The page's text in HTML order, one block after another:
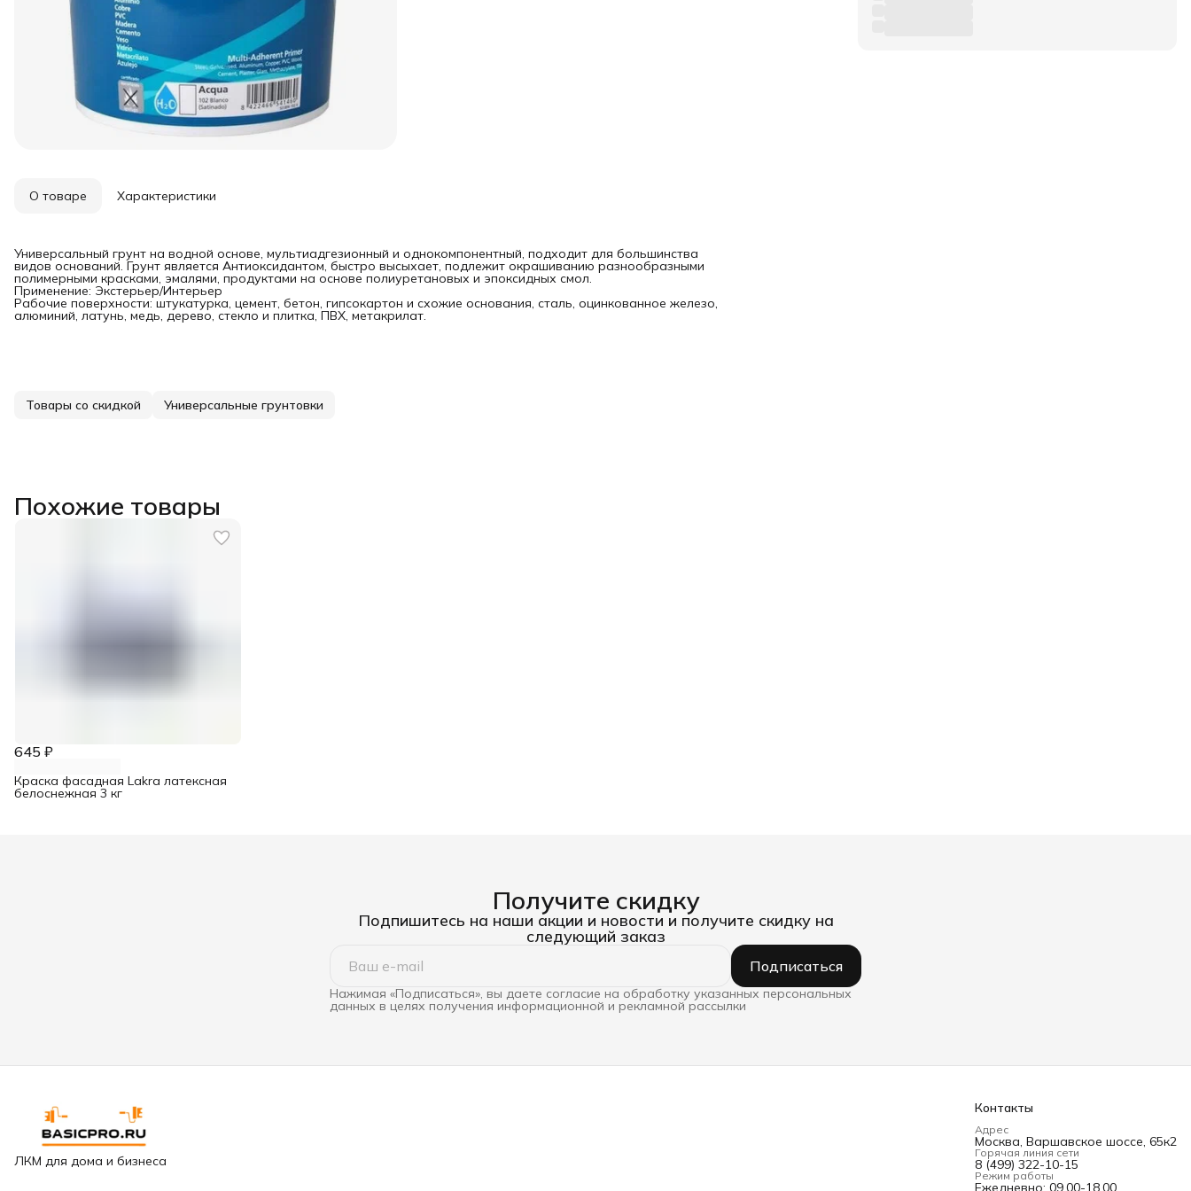
О товаре Характеристики
Универсальный грунт на водной основе, мультиадгезионный и однокомпонентный, подходит для большинства
видов оснований. Грунт является Антиоксидантом, быстро высыхает, подлежит окрашиванию разнообразными
полимерными красками, эмалями, продуктами на основе полиуретановых и эпоксидных смол.
Применение: Экстерьер/Интерьер
Рабочие поверхности: штукатурка, цемент, бетон, гипсокартон и схожие основания, сталь, оцинкованное железо,
алюминий, латунь, медь, дерево, стекло и плитка, ПВХ, метакрилат.
Товары со скидкой Универсальные грунтовки
Похожие товары
645 ₽
Краска фасадная Lakra латексная
белоснежная 3 кг
Получите скидку
Подпишитесь на наши акции и новости и получите скидку на
следующий заказ
Подписаться
Нажимая «Подписаться», вы даете согласие на обработку указанных персональных
данных в целях получения информационной и рекламной рассылки
ЛКМ для дома и бизнеса
Контакты
Адрес
Москва, Варшавское шоссе, 65к2
Горячая линия сети
8 (499) 322-10-15
Режим работы
Ежедневно: 09.00-18.00